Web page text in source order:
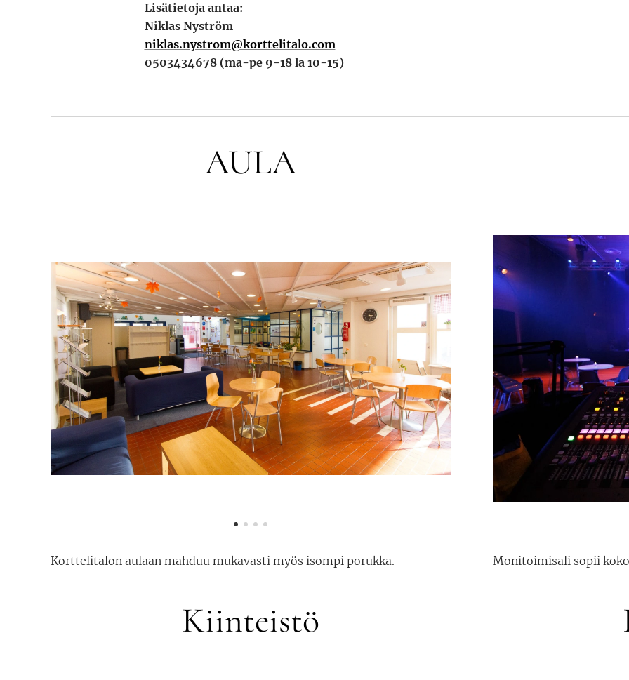
Lisätietoja antaa:
Niklas Nyström
niklas.nystrom@korttelitalo.com
0503434678 (ma-pe 9-18 la 10-15)
AULA
Korttelitalon aulaan mahduu mukavasti myös isompi porukka.
Kiinteistö
Monitoimisali sopii